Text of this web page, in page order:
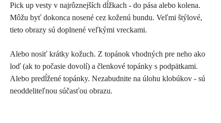
Pick up vesty v najrôznejších dĺžkach - do pása alebo kolena.
Môžu byť dokonca nosené cez koženú bundu. Veľmi štýlové,
tieto obrazy sú doplnené veľkými vreckami.
Alebo nosiť krátky kožuch. Z topánok vhodných pre neho ako
loď (ak to počasie dovolí) a členkové topánky s podpätkami.
Alebo predĺžené topánky. Nezabudnite na úlohu klobúkov - sú
neoddeliteľnou súčasťou obrazu.